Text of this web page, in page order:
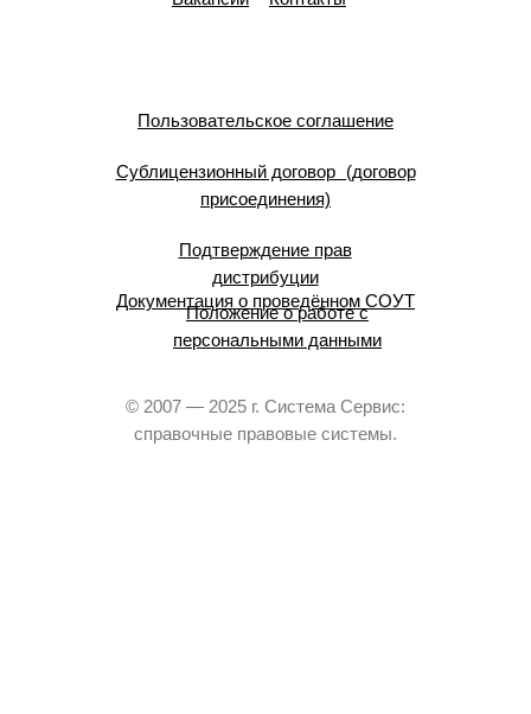
Пользовательское соглашение
Сублицензионный договор (договор
присоединения)
Подтверждение прав
дистрибуции
Документация о проведённом СОУТ
Положение о работе с
персональными данными
© 2007 — 2025 г. Система Сервис:
справочные правовые системы.